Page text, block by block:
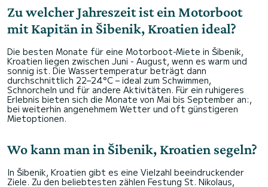
Zu welcher Jahreszeit ist ein Motorboot
mit Kapitän in Šibenik, Kroatien ideal?
Die besten Monate für eine Motorboot-Miete in Šibenik,
Kroatien liegen zwischen Juni - August, wenn es warm und
sonnig ist. Die Wassertemperatur beträgt dann
durchschnittlich 22–24°C – ideal zum Schwimmen,
Schnorcheln und für andere Aktivitäten. Für ein ruhigeres
Erlebnis bieten sich die Monate von Mai bis September an:,
bei weiterhin angenehmem Wetter und oft günstigeren
Mietoptionen.
Wo kann man in Šibenik, Kroatien segeln?
In Šibenik, Kroatien gibt es eine Vielzahl beeindruckender
Ziele. Zu den beliebtesten zählen Festung St. Nikolaus,